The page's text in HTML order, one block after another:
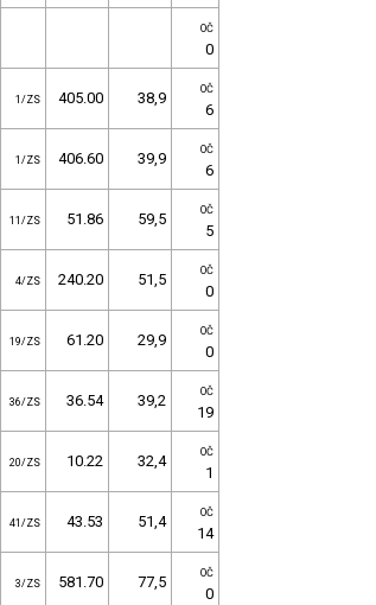
OČ
0
1/ZS 405.00 38,9 OČ
6
1/ZS 406.60 39,9 OČ
6
11/ZS 51.86 59,5 OČ
5
4/ZS 240.20 51,5 OČ
0
19/ZS 61.20 29,9 OČ
0
36/ZS 36.54 39,2 OČ
19
20/ZS 10.22 32,4 OČ
1
41/ZS 43.53 51,4 OČ
14
3/ZS 581.70 77,5 OČ
0